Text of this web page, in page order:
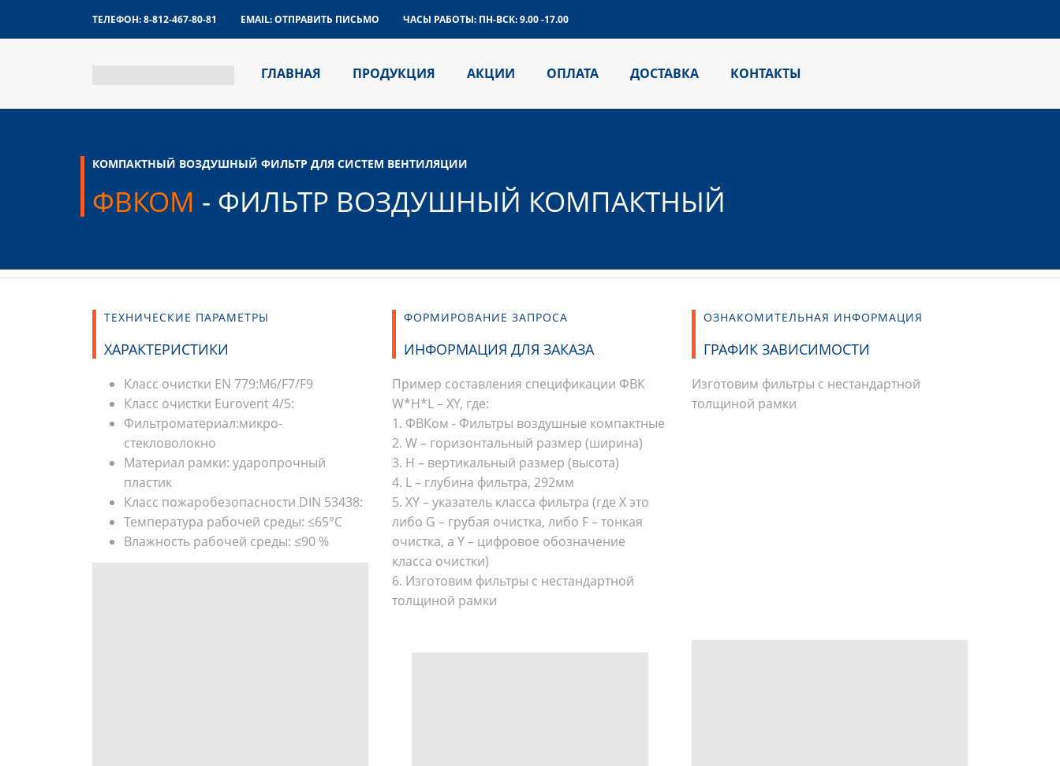
ТЕЛЕФОН:8-812-467-80-81 EMAIL:ОТПРАВИТЬ ПИСЬМО ЧАСЫ РАБОТЫ: ПН-ВСК: 9.00 -17.00
ГЛАВНАЯ ПРОДУКЦИЯ АКЦИИ ОПЛАТА ДОСТАВКА КОНТАКТЫ
КОМПАКТНЫЙ ВОЗДУШНЫЙ ФИЛЬТР ДЛЯ СИСТЕМ ВЕНТИЛЯЦИИ
ФВКОМ - ФИЛЬТР ВОЗДУШНЫЙ КОМПАКТНЫЙ
ТЕХНИЧЕСКИЕ ПАРАМЕТРЫ
ХАРАКТЕРИСТИКИ
Класс очистки EN 779:M6/F7/F9
Класс очистки Eurovent 4/5:
Фильтроматериал:микро-
стекловолокно
Материал рамки: ударопрочный
пластик
Класс пожаробезопасности DIN 53438:
Температура рабочей среды: ≤65°С
Влажность рабочей среды: ≤90 %
ФОРМИРОВАНИЕ ЗАПРОСА
ИНФОРМАЦИЯ ДЛЯ ЗАКАЗА
Пример составления спецификации ФВК
W*H*L – XY, где:
1. ФВКом - Фильтры воздушные компактные
2. W – горизонтальный размер (ширина)
3. H – вертикальный размер (высота)
4. L – глубина фильтра, 292мм
5. XY – указатель класса фильтра (где X это
либо G – грубая очистка, либо F – тонкая
очистка, а Y – цифровое обозначение
класса очистки)
6. Изготовим фильтры с нестандартной
толщиной рамки
ОЗНАКОМИТЕЛЬНАЯ ИНФОРМАЦИЯ
ГРАФИК ЗАВИСИМОСТИ
Изготовим фильтры с нестандартной
толщиной рамки